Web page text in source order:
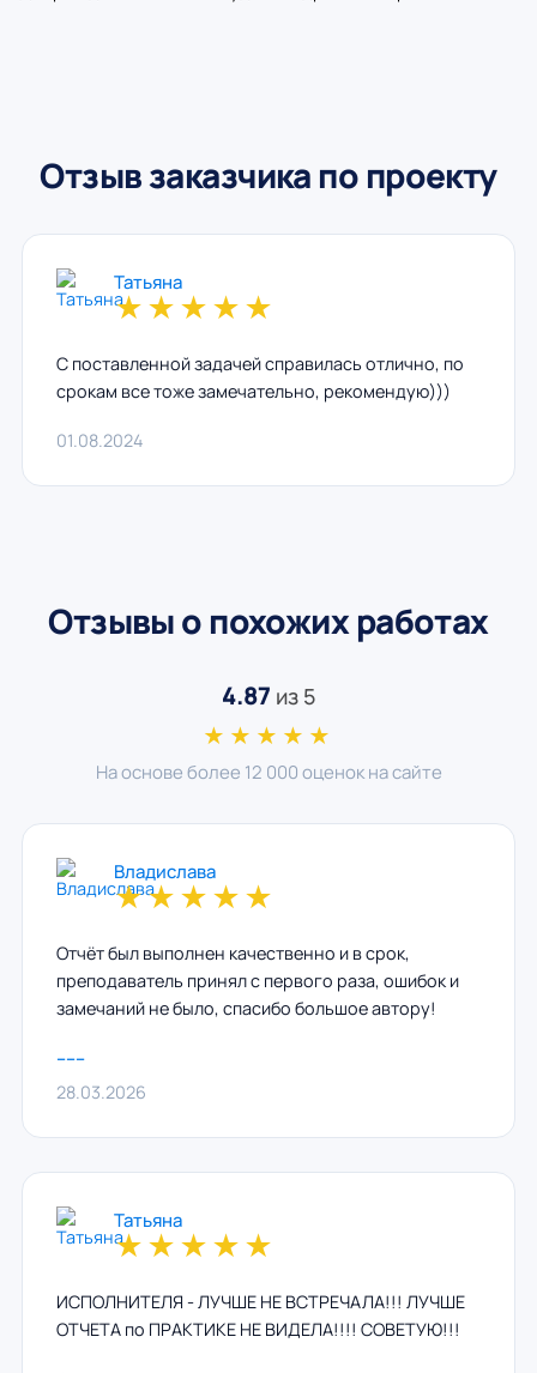
Отзыв заказчика по проекту
Татьяна
★★★★★
С поставленной задачей справилась отлично, по
срокам все тоже замечательно, рекомендую)))
01.08.2024
Отзывы о похожих работах
4.87 из 5
★★★★★
На основе более 12 000 оценок на сайте
Владислава
★★★★★
Отчёт был выполнен качественно и в срок,
преподаватель принял с первого раза, ошибок и
замечаний не было, спасибо большое автору!
------
28.03.2026
Татьяна
★★★★★
ИСПОЛНИТЕЛЯ - ЛУЧШЕ НЕ ВСТРЕЧАЛА!!! ЛУЧШЕ
ОТЧЕТА по ПРАКТИКЕ НЕ ВИДЕЛА!!!! СОВЕТУЮ!!!